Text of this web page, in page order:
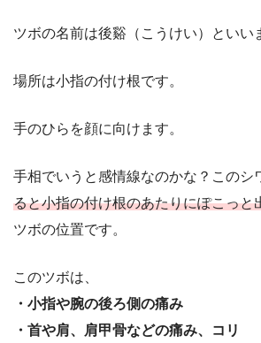
ツボの名前は後谿（こうけい）といい
場所は小指の付け根です。
手のひらを顔に向けます。
手相でいうと感情線なのかな？このシ
ると小指の付け根のあたりにぽこっと
ツボの位置です。
このツボは、
・小指や腕の後ろ側の痛み
・首や肩、肩甲骨などの痛み、コリ